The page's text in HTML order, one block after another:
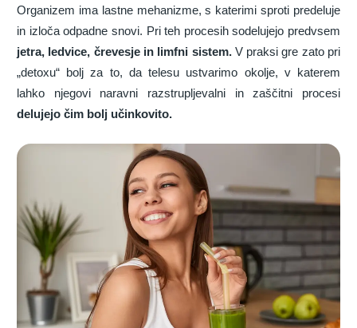
Organizem ima lastne mehanizme, s katerimi sproti predeluje
in izloča odpadne snovi. Pri teh procesih sodelujejo predvsem
jetra, ledvice, črevesje in limfni sistem.V praksi gre zato pri
„detoxu“ bolj za to, da telesu ustvarimo okolje, v katerem
lahko njegovi naravni razstrupljevalni in zaščitni procesi
delujejo čim bolj učinkovito.